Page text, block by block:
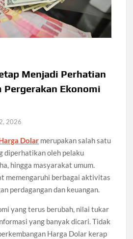
Menjadi Perhatian
Pergerakan Ekonomi
2026
Dolar merupakan salah satu
diperhatikan oleh pelaku
hingga masyarakat umum.
memengaruhi berbagai aktivitas
perdagangan dan keuangan.
yang terus berubah, nilai tukar
yang banyak dicari. Tidak
Harga Dolar kerap